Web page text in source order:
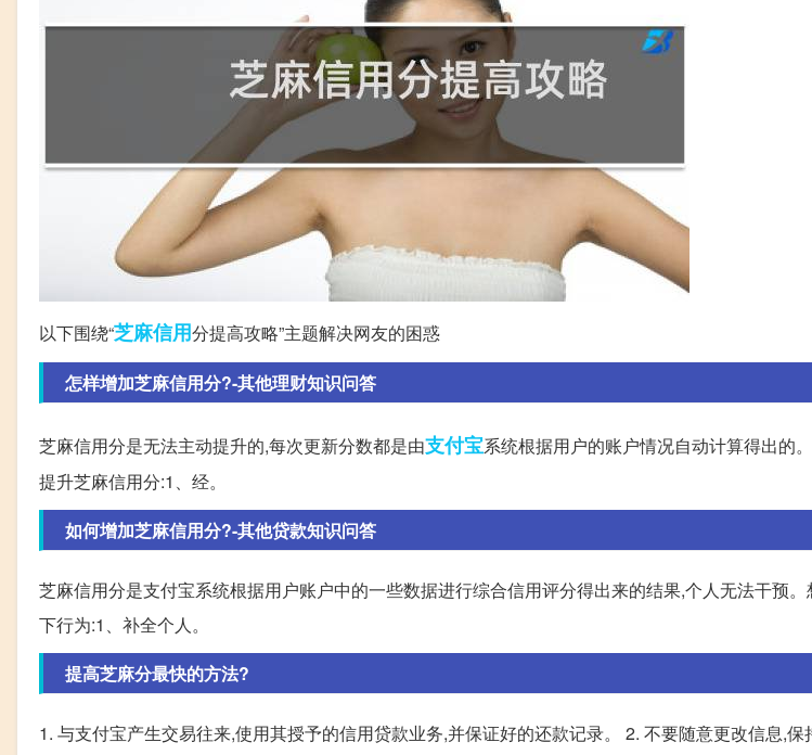
以下围绕“芝麻信用分提高攻略”主题解决网友的困惑
怎样增加芝麻信用分?-其他理财知识问答
芝麻信用分是无法主动提升的,每次更新分数都是由支付宝系统根据用户的账户情况自动计算得出的
提升芝麻信用分:1、经。
如何增加芝麻信用分?-其他贷款知识问答
芝麻信用分是支付宝系统根据用户账户中的一些数据进行综合信用评分得出来的结果,个人无法干预
下行为:1、补全个人。
提高芝麻分最快的方法?
1. 与支付宝产生交易往来,使用其授予的信用贷款业务,并保证好的还款记录。 2. 不要随意更改信息,